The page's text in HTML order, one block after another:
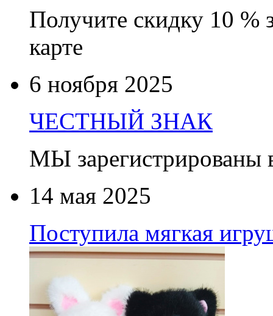
Получите скидку 10 %
карте
6 ноября 2025
ЧЕСТНЫЙ ЗНАК
МЫ
14 мая 2025
Поступила мягкая